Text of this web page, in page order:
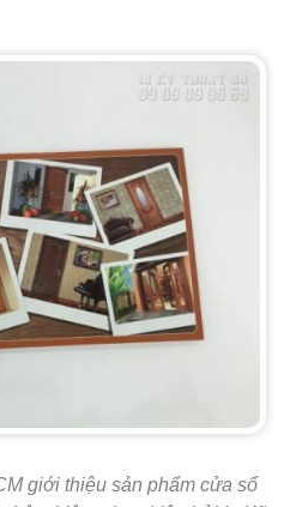
giới thiệu sản phẩm cửa sổ